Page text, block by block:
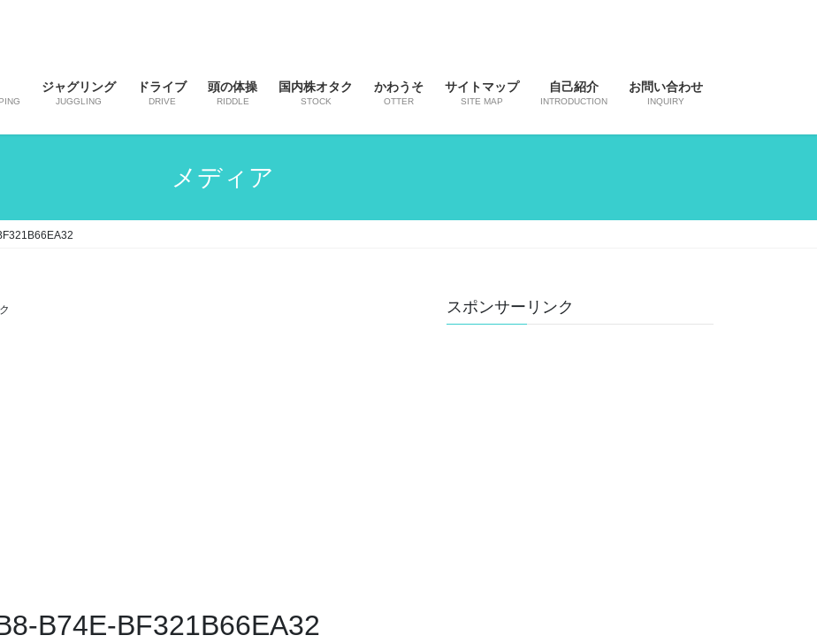
ジャグリング
JUGGLING
ドライブ
DRIVE
頭の体操
RIDDLE
国内株オタク
STOCK
かわうそ
OTTER
サイトマップ
SITE MAP
自己紹介
INTRODUCTION
お問い合わせ
INQUIRY
メディア
B74E-BF321B66EA32
スポンサーリンク